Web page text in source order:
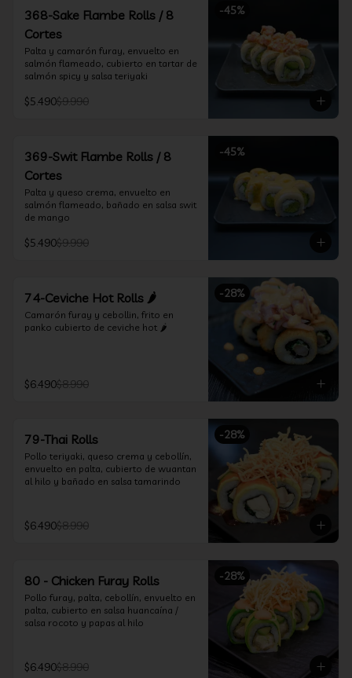
-45%
368-Sake Flambe Rolls / 8
Cortes
Palta y camarón furay, envuelto en
salmón flameado, cubierto en tartar de
salmón spicy y salsa teriyaki
$5.490$9.990
-45%
369-Swit Flambe Rolls / 8
Cortes
Palta y queso crema, envuelto en
salmón flameado, bañado en salsa swit
de mango
$5.490$9.990
-28%
74-Ceviche Hot Rolls 🌶️
Camarón furay y cebollin, frito en
panko cubierto de ceviche hot 🌶️
$6.490$8.990
-28%
79-Thai Rolls
Pollo teriyaki, queso crema y cebollín,
envuelto en palta, cubierto de wuantan
al hilo y bañado en salsa tamarindo
$6.490$8.990
-28%
80 - Chicken Furay Rolls
Pollo furay, palta, cebollín, envuelto en
palta, cubierto en salsa huancaína /
salsa rocoto y papas al hilo
$6.490$8.990